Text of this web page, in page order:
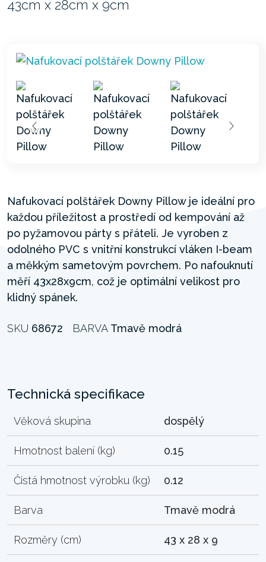
43cm x 28cm x 9cm
Nafukovací polštářek Downy Pillow je ideální pro
každou příležitost a prostředí od kempování až
po pyžamovou párty s přáteli. Je vyroben z
odolného PVC s vnitřní konstrukcí vláken I-beam
a měkkým sametovým povrchem. Po nafouknutí
měří 43x28x9cm, což je optimální velikost pro
klidný spánek.
SKU 68672 BARVA Tmavě modrá
Technická specifikace
Věková skupina dospělý
Hmotnost balení (kg) 0.15
Čistá hmotnost výrobku (kg) 0.12
Barva Tmavě modrá
Rozměry (cm) 43 x 28 x 9